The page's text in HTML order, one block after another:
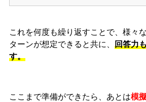
これを何度も繰り返すことで、様々
ターンが想定できると共に、 回答力
す。
ここまで準備ができたら、あとは模